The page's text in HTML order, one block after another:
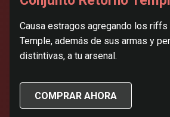
Causa estragos agregando los
Temple, además de sus armas y
distintivas, a tu arsenal.
COMPRAR AHORA